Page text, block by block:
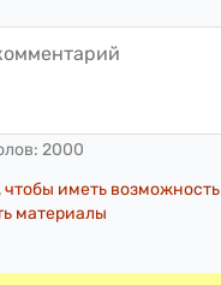
2000
чтобы иметь возможность
материалы